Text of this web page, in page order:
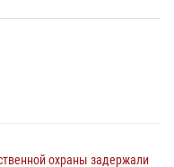
охраны задержали